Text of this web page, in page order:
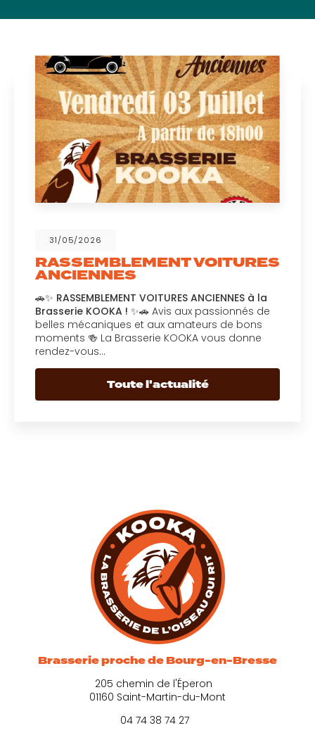
31/05/2026
RASSEMBLEMENT VOITURES
ANCIENNES
🚗✨ RASSEMBLEMENT VOITURES ANCIENNES à la
Brasserie KOOKA ! ✨🚗 Avis aux passionnés de
belles mécaniques et aux amateurs de bons
moments 🍻 La Brasserie KOOKA vous donne
rendez-vous…
Toute l'actualité
Brasserie proche de Bourg-en-Bresse
205 chemin de l'Éperon
01160 Saint-Martin-du-Mont
04 74 38 74 27